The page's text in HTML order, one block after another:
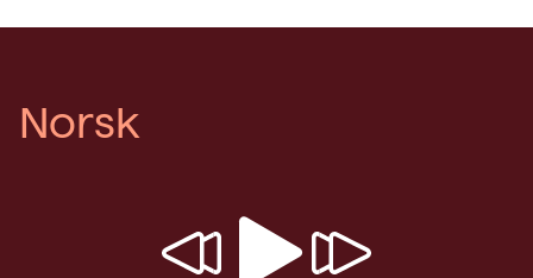
Norsk
Spol
av
fremover